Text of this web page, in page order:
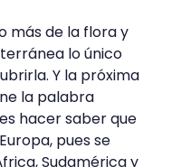
más de la flora y
lo único
Y la próxima
la palabra
hacer saber que
pues se
Sudamérica y